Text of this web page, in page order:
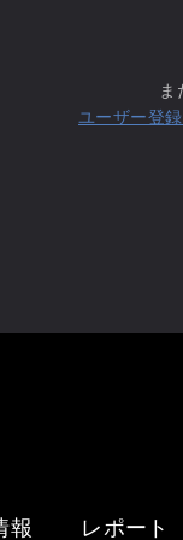
ま
ユーザー登
報 レポート